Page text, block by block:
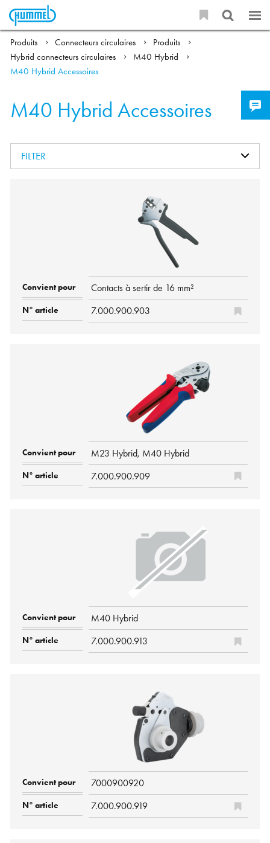
Produits Connecteurs circulaires
Produits
Hybrid connecteurs circulaires
M40 Hybrid
M40 Hybrid Accessoires
M40 Hybrid Accessoires
FILTER
Contacts à sertir de 16 mm²
7.000.900.903
M23 Hybrid, M40 Hybrid
7.000.900.909
M40 Hybrid
7.000.900.913
7000900920
7.000.900.919